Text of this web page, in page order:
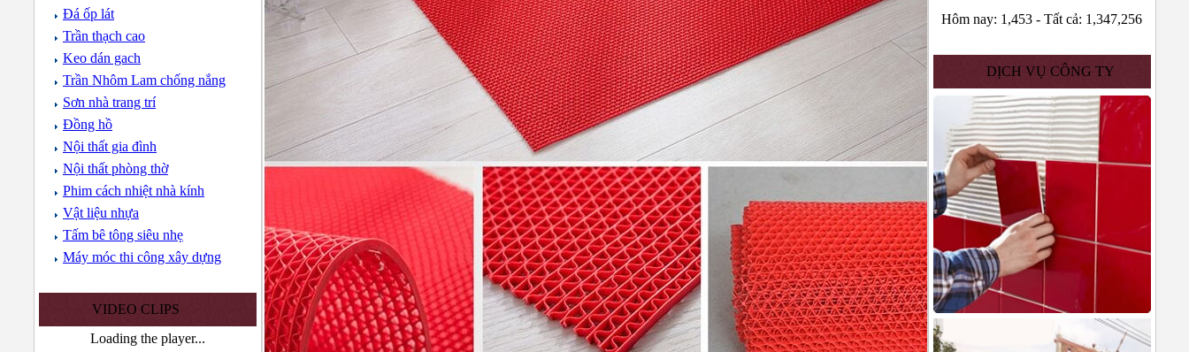
Đá ốp lát
Trần thạch cao
Keo dán gach
Trần Nhôm Lam chống nắng
Sơn nhà trang trí
Đồng hồ
Nội thất gia đình
Nội thất phòng thờ
Phim cách nhiệt nhà kính
Vật liệu nhựa
Tấm bê tông siêu nhẹ
Máy móc thi công xây dựng
VIDEO CLIPS
Loading the player...
Hôm nay: 1,453 - Tất cả: 1,347,256
DỊCH VỤ CÔNG TY